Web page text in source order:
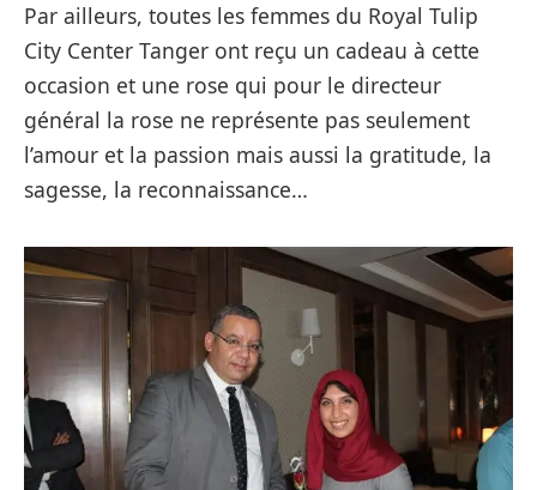
Par ailleurs, toutes les femmes du Royal Tulip
City Center Tanger ont reçu un cadeau à cette
occasion et une rose qui pour le directeur
général la rose ne représente pas seulement
l’amour et la passion mais aussi la gratitude, la
sagesse, la reconnaissance…